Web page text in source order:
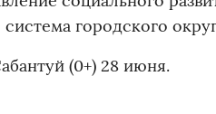
городского
(0+) 28 июня.